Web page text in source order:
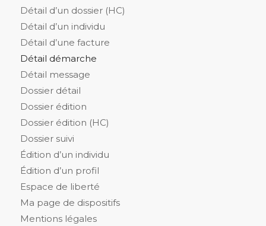
Détail d’un dossier (HC)
Détail d’un individu
Détail d’une facture
Détail démarche
Détail message
Dossier détail
Dossier édition
Dossier édition (HC)
Dossier suivi
Édition d’un individu
Édition d’un profil
Espace de liberté
Ma page de dispositifs
Mentions légales